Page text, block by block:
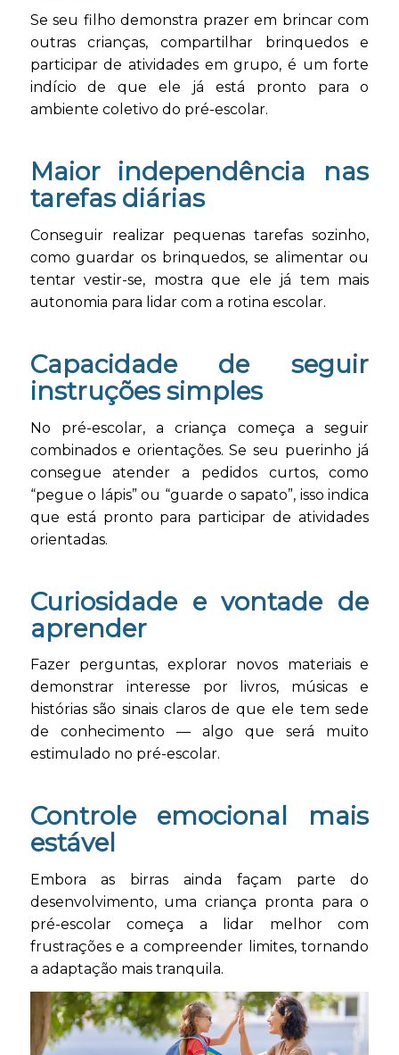
Se seu filho demonstra prazer em brincar com
outras crianças, compartilhar brinquedos e
participar de atividades em grupo, é um forte
indício de que ele já está pronto para o
ambiente coletivo do pré-escolar.
Maior independência nas
tarefas diárias
Conseguir realizar pequenas tarefas sozinho,
como guardar os brinquedos, se alimentar ou
tentar vestir-se, mostra que ele já tem mais
autonomia para lidar com a rotina escolar.
Capacidade de seguir
instruções simples
No pré-escolar, a criança começa a seguir
combinados e orientações. Se seu puerinho já
consegue atender a pedidos curtos, como
“pegue o lápis” ou “guarde o sapato”, isso indica
que está pronto para participar de atividades
orientadas.
Curiosidade e vontade de
aprender
Fazer perguntas, explorar novos materiais e
demonstrar interesse por livros, músicas e
histórias são sinais claros de que ele tem sede
de conhecimento — algo que será muito
estimulado no pré-escolar.
Controle emocional mais
estável
Embora as birras ainda façam parte do
desenvolvimento, uma criança pronta para o
pré-escolar começa a lidar melhor com
frustrações e a compreender limites, tornando
a adaptação mais tranquila.